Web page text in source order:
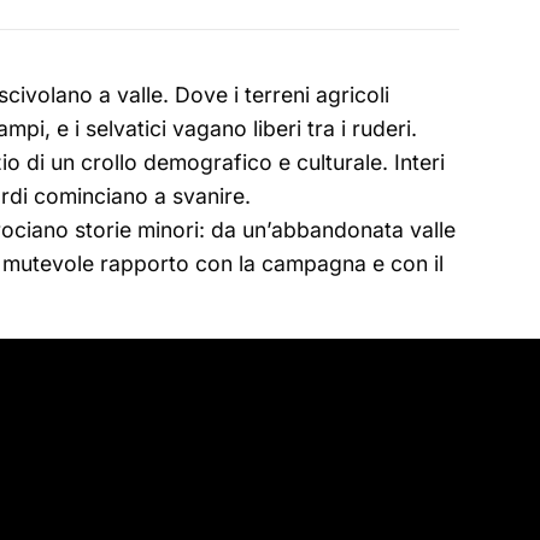
a valle. Dove i terreni agricoli
e i selvatici vagano liberi tra i ruderi.
di un crollo demografico e culturale. Interi
cominciano a svanire.
storie minori: da un’abbandonata valle
rapporto con la campagna e con il